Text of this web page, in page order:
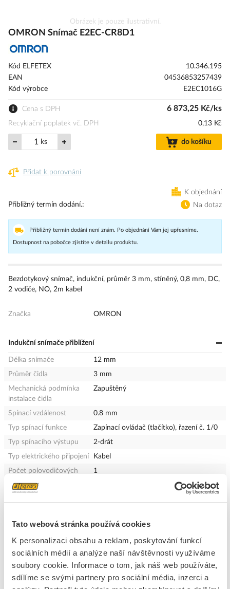
Tato webová stránka používá cookies
K personalizaci obsahu a reklam, poskytování funkcí
sociálních médií a analýze naší návštěvnosti využíváme
soubory cookie. Informace o tom, jak náš web používáte,
sdílíme se svými partnery pro sociální média, inzerci a
na
galerie
s
Obrázek je pouze ilustrativní.
OMRON Snímač E2EC-CR8D1
Kód ELFETEX
10.346.195
EAN
04536853257439
Kód výrobce
E2EC1016G
Cena s DPH 6 873,25 Kč/ks
Recyklační poplatek vč. DPH 0,13 Kč
ks do košíku
Přidat k porovnání
K objednání
Přibližný termín dodání.
Na dotaz
Přibližný termín dodání není znám. Po objednání Vám jej upřesníme.
Dostupnost na pobočce zjistíte v detailu produktu.
Bezdotykový snímač, indukční, průměr 3 mm, stíněný, 0,8 mm, DC,
2 vodiče, NO, 2m kabel
Značka OMRON
Indukční snímače přiblížení
Délka snímače
12 mm
Průměr čidla
3 mm
Mechanická podmínka
instalace čidla
Zapuštěný
Spínací vzdálenost
0.8 mm
Typ spínací funkce
Zapínací ovládač (tlačítko), řazení č. 1/0
Typ spínacího výstupu
2-drát
Typ elektrického připojení
Kabel
Počet polovodičových
funkcí
1
Verze rozhraní
rozhraní
Válec hladký
Nátěr pouzdra